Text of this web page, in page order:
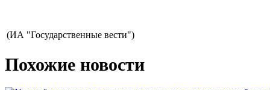
(ИА "Государственные вести")
Похожие новости